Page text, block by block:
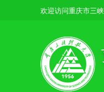
欢迎访问重庆市三